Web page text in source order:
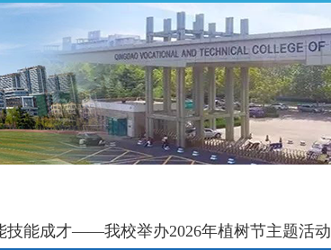
技能成才——我校举办2026年植树节主题活动